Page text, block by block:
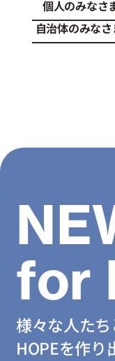
個人のみなさ
自治体のみなさ
for
様々な人た
HOPEを作り